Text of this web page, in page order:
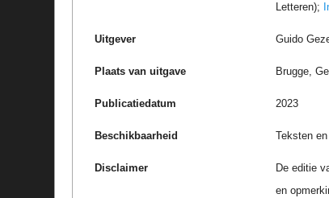
Letteren);
Uitgever Guido
Plaats van uitgave Brugge,
Publicatiedatum 2023
Beschikbaarheid Teksten
Disclaimer
De editie
en